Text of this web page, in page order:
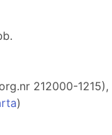
212000-1215),
)